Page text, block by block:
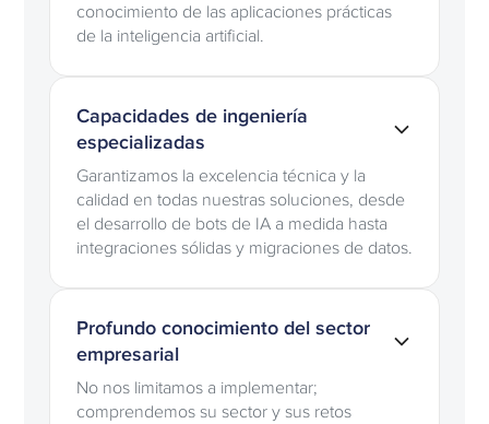
conocimiento de las aplicaciones prácticas
de la inteligencia artificial.
Capacidades de ingeniería
especializadas
Garantizamos la excelencia técnica y la
calidad en todas nuestras soluciones, desde
el desarrollo de bots de IA a medida hasta
integraciones sólidas y migraciones de datos.
Profundo conocimiento del sector
empresarial
No nos limitamos a implementar;
comprendemos su sector y sus retos